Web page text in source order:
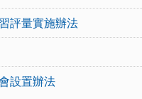
評量實施辦法
設置辦法